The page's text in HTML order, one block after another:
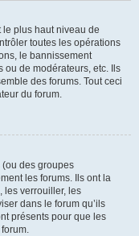
le plus haut niveau de
toutes les opérations
le bannissement
ou de modérateurs, etc. Ils
des forums. Tout ceci
du forum.
des groupes
les forums. Ils ont la
les verrouiller, les
dans le forum qu’ils
présents pour que les